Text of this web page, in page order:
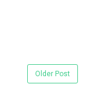
Older Post